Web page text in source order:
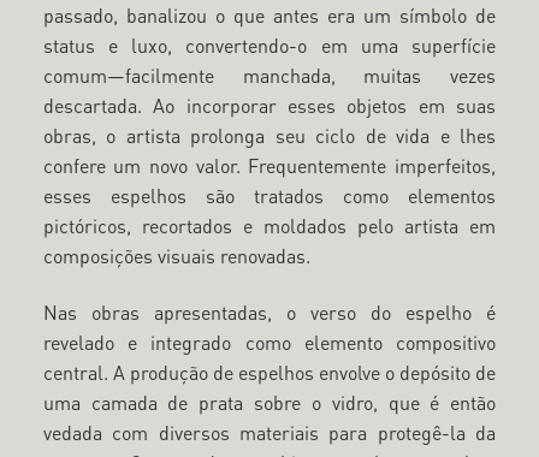
passado, banalizou o que antes era um símbolo de
status e luxo, convertendo-o em uma superfície
comum—facilmente manchada, muitas vezes
descartada. Ao incorporar esses objetos em suas
obras, o artista prolonga seu ciclo de vida e lhes
confere um novo valor. Frequentemente imperfeitos,
esses espelhos são tratados como elementos
pictóricos, recortados e moldados pelo artista em
composições visuais renovadas.
Nas obras apresentadas, o verso do espelho é
revelado e integrado como elemento compositivo
central. A produção de espelhos envolve o depósito de
uma camada de prata sobre o vidro, que é então
vedada com diversos materiais para protegê-la da